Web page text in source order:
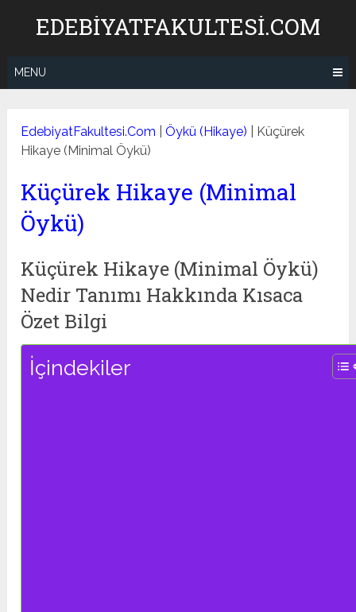
EDEBIYATFAKULTESI.COM
MENU
EdebiyatFakultesi.Com |Öykü (Hikaye)
Küçürek
Hikaye (Minimal Öykü)
Küçürek Hikaye (Minimal
Öykü)
Küçürek Hikaye (Minimal Öykü)
Nedir Tanımı Hakkında Kısaca
Özet Bilgi
İçindekiler